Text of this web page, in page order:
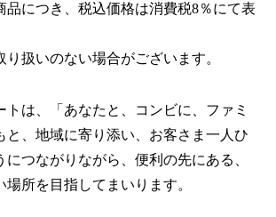
につき、税込価格は消費税8％にて表
扱いのない場合がございます。
は、「あなたと、コンビに、ファミ
と、地域に寄り添い、お客さま一人ひ
につながりながら、便利の先にある、
所を目指してまいります。